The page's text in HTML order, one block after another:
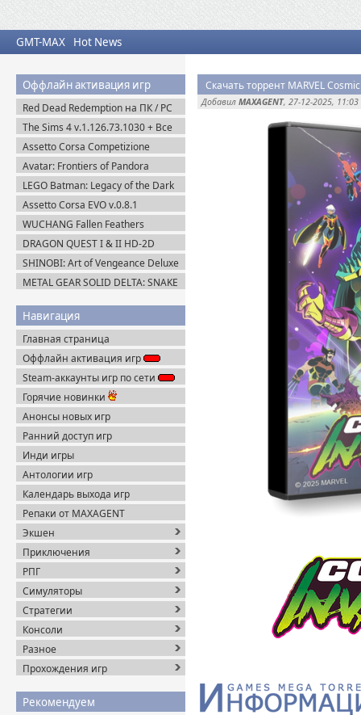
GMT-MAX Hot News
Оффлайн активация игр
Red Dead Redemption на ПК / PC
(2024) Пиратка
The Sims 4 v.1.126.73.1030 + Все
DLC (2014-2025) Portable
Assetto Corsa Competizione
v.1.10.3 + Все DLC (2019) Пиратка
Avatar: Frontiers of Pandora
Complete Edition (2023) Пиратка
LEGO Batman: Legacy of the Dark
Knight / ЛЕГО Бэтмен: Наследие
Тёмного Рыцаря (2026) Portable
Assetto Corsa EVO v.0.8.1
(2025/Multiplayer) Пиратка
WUCHANG Fallen Feathers
v.179951 + Все DLC (2025)
Пиратка
DRAGON QUEST I & II HD-2D
Remake v.1.0.2.0 + Все DLC (2025)
Пиратка
SHINOBI: Art of Vengeance Deluxe
Edition (2025) Steam-Rip
METAL GEAR SOLID DELTA: SNAKE
Навигация
Главная страница
Оффлайн активация игр
Steam-аккаунты игр по сети
Горячие новинки
Анонсы новых игр
Ранний доступ игр
Инди игры
Антологии игр
Календарь выхода игр
Репаки от MAXAGENT
Экшен
Приключения
РПГ
Симуляторы
Стратегии
Консоли
Разное
Прохождения игр
Рекомендуем
Скачать торрент MARVEL
Добавил MAXAGENT, 27-12-2025, 11:03